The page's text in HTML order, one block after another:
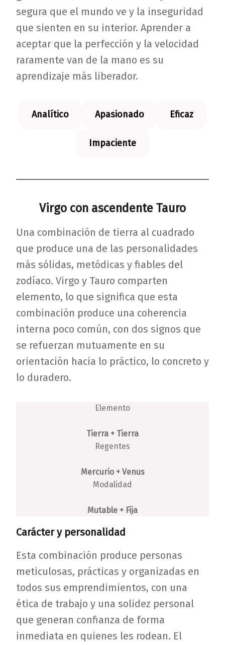
segura que el mundo ve y la inseguridad
que sienten en su interior. Aprender a
aceptar que la perfección y la velocidad
raramente van de la mano es su
aprendizaje más liberador.
Analítico Apasionado Eficaz
Impaciente
Virgo con ascendente Tauro
Una combinación de tierra al cuadrado
que produce una de las personalidades
más sólidas, metódicas y fiables del
zodíaco. Virgo y Tauro comparten
elemento, lo que significa que esta
combinación produce una coherencia
interna poco común, con dos signos que
se refuerzan mutuamente en su
orientación hacia lo práctico, lo concreto y
lo duradero.
Elemento
Tierra + Tierra
Regentes
Mercurio + Venus
Modalidad
Mutable + Fija
Carácter y personalidad
Esta combinación produce personas
meticulosas, prácticas y organizadas en
todos sus emprendimientos, con una
ética de trabajo y una solidez personal
que generan confianza de forma
inmediata en quienes les rodean. El